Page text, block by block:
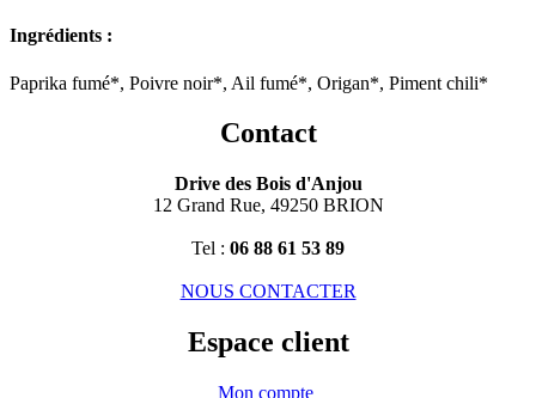
Ingrédients :
Paprika fumé*, Poivre noir*, Ail fumé*, Origan*, Piment chili*
Contact
Drive des Bois d'Anjou
12 Grand Rue, 49250 BRION
Tel : 06 88 61 53 89
NOUS CONTACTER
Espace client
Mon compte